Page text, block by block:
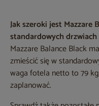
Jak szeroki jest Mazzare
standardowych
Mazzare Balance Black
zmieścić się w
waga fotela netto to 79
zaplanować.